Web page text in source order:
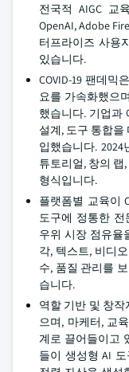
전국적 AIGC 교
OpenAI, Adobe
터프라이즈 사용
있습니다.
COVID-19 팬데믹
요를 가속화했으
했습니다. 기업과
설계, 도구 통합을
입했습니다.
튜토리얼, 창의
형식입니다.
플랫폼별 교육이
도구에 정통한
우위 시장 점유율
각, 텍스트, 비디
수, 품질 관리를
습니다.
역할 기반 및 창
으며, 마케터, 교
계로 끌어들이고
들이 생성형 AI